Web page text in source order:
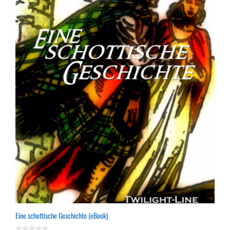
Eine schottische Geschichte (eBook)